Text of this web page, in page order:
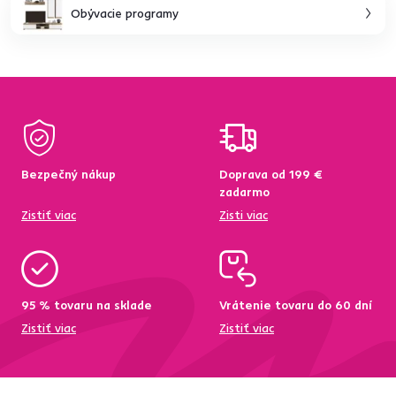
Obývacie programy
Bezpečný nákup
Zistiť viac
Doprava od 199 €
zadarmo
Zisti viac
95 % tovaru na sklade
Zistiť viac
Vrátenie tovaru do 60 dní
Zistiť viac